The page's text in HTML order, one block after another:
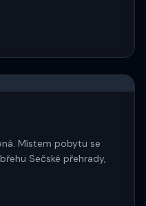
Místem pobytu se
Sečské přehrady,